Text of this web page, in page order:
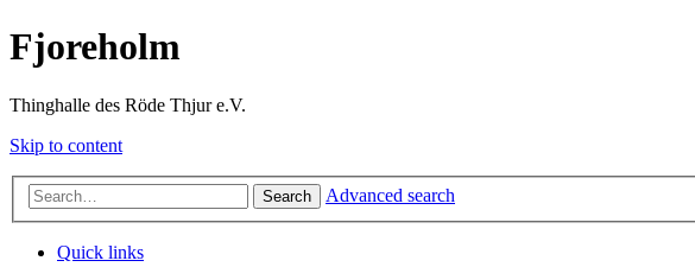
Fjoreholm
Thinghalle des Röde Thjur e.V.
Skip to content
Search Advanced search
Quick links